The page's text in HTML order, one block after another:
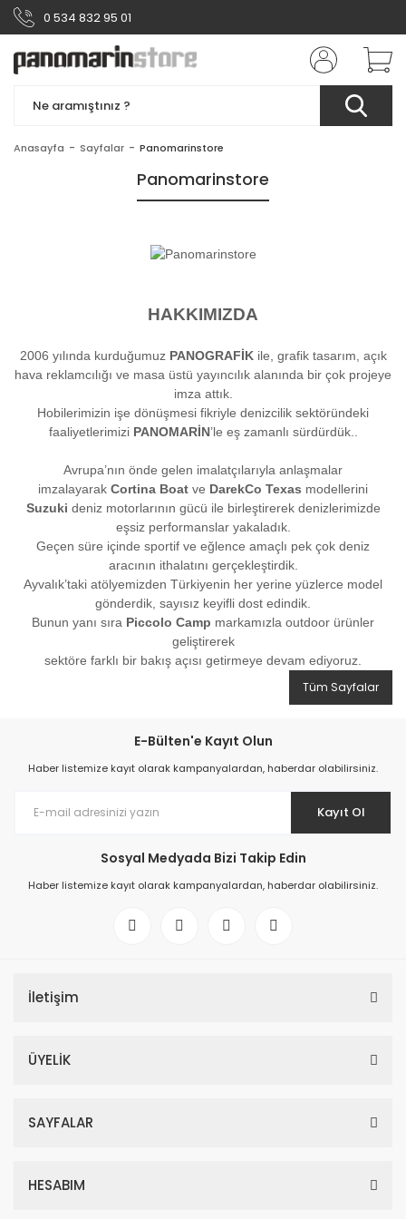
0 534 832 95 01
Anasayfa Sayfalar Panomarinstore
Panomarinstore
HAKKIMIZDA
2006 yılında kurduğumuz PANOGRAFİKile, grafik tasarım, açık
hava reklamcılığı ve masa üstü yayıncılık alanında bir çok projeye
imza attık.
Hobilerimizin işe dönüşmesi fikriyle denizcilik sektöründeki
faaliyetlerimizi PANOMARİN’le eş zamanlı sürdürdük..
Avrupa’nın önde gelen imalatçılarıyla anlaşmalar
imzalayarak Cortina Boat ve DarekCo Texas modellerini
Suzuki deniz motorlarının gücü ile birleştirerek denizlerimizde
eşsiz performanslar yakaladık.
Geçen süre içinde sportif ve eğlence amaçlı pek çok deniz
aracının ithalatını gerçekleştirdik.
Ayvalık’taki atölyemizden Türkiyenin her yerine yüzlerce model
gönderdik, sayısız keyifli dost edindik.
Bunun yanı sıra Piccolo Camp markamızla outdoor ürünler
geliştirerek
sektöre farklı bir bakış açısı getirmeye devam ediyoruz.
Tüm Sayfalar
E-Bülten'e Kayıt Olun
Haber listemize kayıt olarak kampanyalardan, haberdar olabilirsiniz.
Kayıt Ol
Sosyal Medyada Bizi Takip Edin
Haber listemize kayıt olarak kampanyalardan, haberdar olabilirsiniz.
İletişim
ÜYELİK
SAYFALAR
HESABIM